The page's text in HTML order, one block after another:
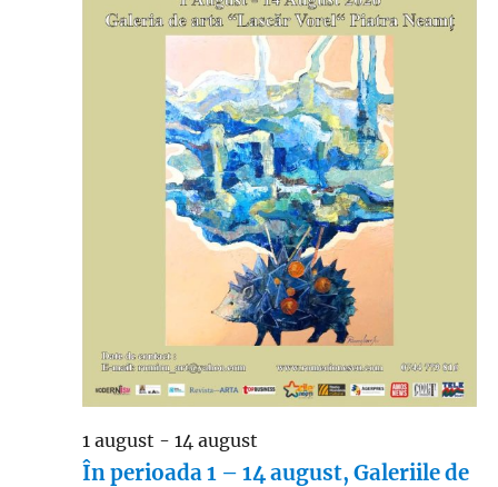
În perioada 1 – 14 august, Galeriile de
1 august - 14 august